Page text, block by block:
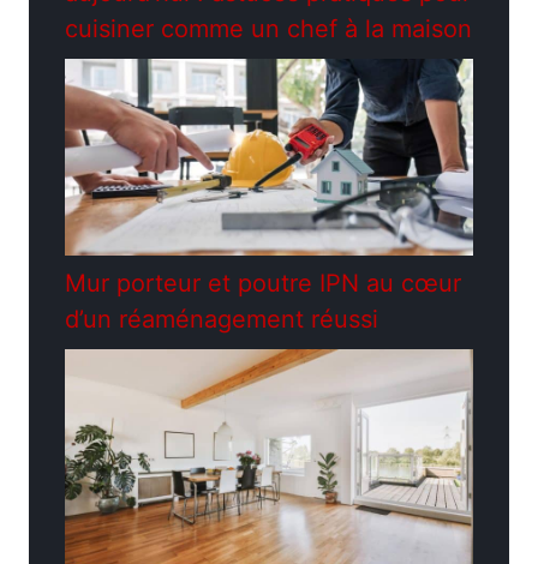
cuisiner comme un chef à la maison
Mur porteur et poutre IPN au cœur
d’un réaménagement réussi